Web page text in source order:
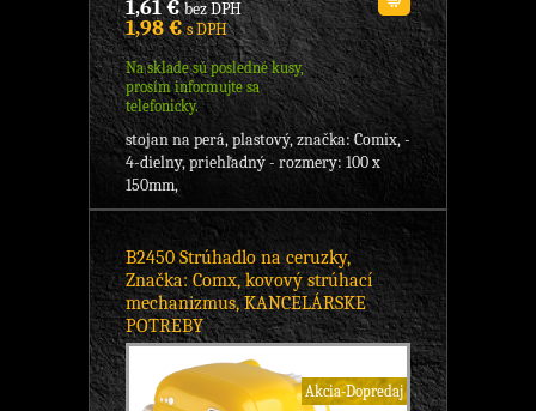
1,61 €bez DPH
1,98 €s DPH
Na sklade sú posledné kusy,
prosím informujte sa
telefonicky.
stojan na perá, plastový, značka: Comix, -
4-dielny, priehľadný - rozmery: 100 x
150mm,
B2450 Strúhadlo na ceruzky,
Značka: Comx, kovový strúhací
mechanizmus, KANCELÁRSKE
POTREBY
Akcia-Dopredaj